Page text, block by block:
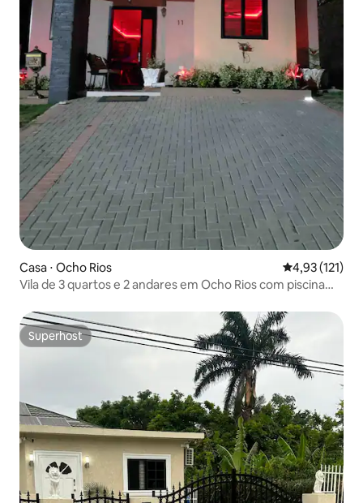
Casa ⋅ Ocho Rios 4,93 de uma
4,93 (121)
Vila de 3 quartos e 2 andares em Ocho Rios com piscina
Superhost
Superhost